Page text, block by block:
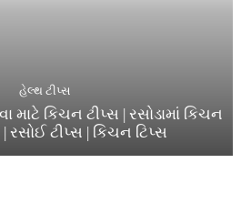
હેલ્થ ટીપ્સ
માટે કિચન ટીપ્સ | રસોડામાં કિચન
રસોઈ ટીપ્સ | કિચન ટિપ્સ